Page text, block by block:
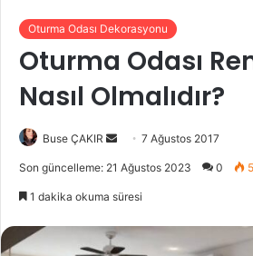
Oturma Odası Dekorasyonu
Oturma Odası
Nasıl Olmalıdır?
Buse ÇAKIR
e
-
p
7 Ağustos 2017
Son güncelleme: 21 Ağustos 2023 0
1 dakika okuma süresi